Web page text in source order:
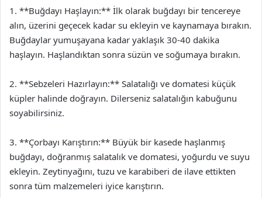
1. **Buğdayı Haşlayın:** İlk olarak buğdayı bir tencereye
alın, üzerini geçecek kadar su ekleyin ve kaynamaya bırakın.
Buğdaylar yumuşayana kadar yaklaşık 30-40 dakika
haşlayın. Haşlandıktan sonra süzün ve soğumaya bırakın.
2. **Sebzeleri Hazırlayın:** Salatalığı ve domatesi küçük
küpler halinde doğrayın. Dilerseniz salatalığın kabuğunu
soyabilirsiniz.
3. **Çorbayı Karıştırın:** Büyük bir kasede haşlanmış
buğdayı, doğranmış salatalık ve domatesi, yoğurdu ve suyu
ekleyin. Zeytinyağını, tuzu ve karabiberi de ilave ettikten
sonra tüm malzemeleri iyice karıştırın.